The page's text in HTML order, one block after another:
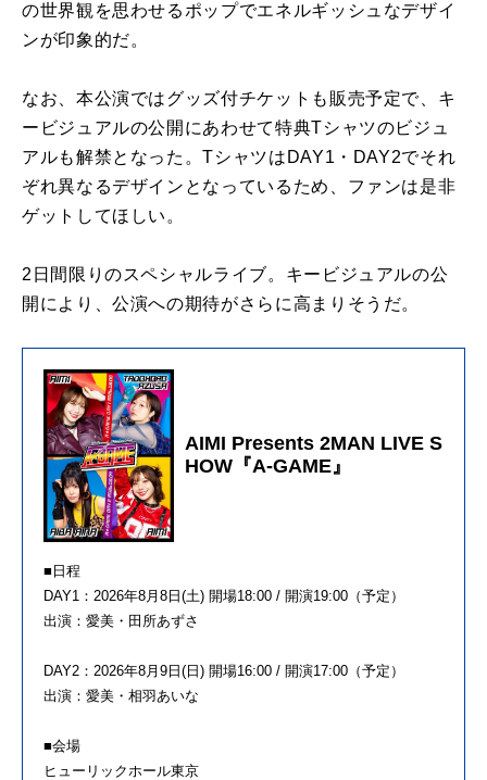
の世界観を思わせるポップでエネルギッシュなデザイ
ンが印象的だ。
なお、本公演ではグッズ付チケットも販売予定で、キ
ービジュアルの公開にあわせて特典Tシャツのビジュ
アルも解禁となった。TシャツはDAY1・DAY2でそれ
ぞれ異なるデザインとなっているため、ファンは是非
ゲットしてほしい。
2日間限りのスペシャルライブ。キービジュアルの公
開により、公演への期待がさらに高まりそうだ。
AIMI Presents 2MAN LIVE S
HOW『A-GAME』
■日程
DAY1：2026年8月8日(土) 開場18:00 / 開演19:00（予定）
出演：愛美・田所あずさ
DAY2：2026年8月9日(日) 開場16:00 / 開演17:00（予定）
出演：愛美・相羽あいな
■会場
ヒューリックホール東京